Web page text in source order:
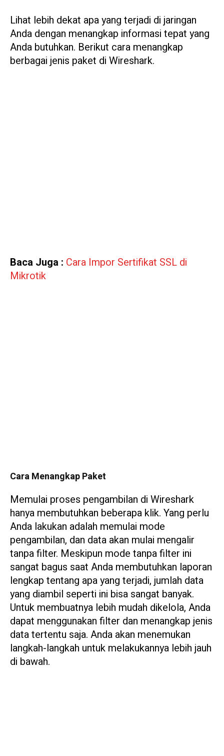
Lihat lebih dekat apa yang terjadi di jaringan
Anda dengan menangkap informasi tepat yang
Anda butuhkan. Berikut cara menangkap
berbagai jenis paket di Wireshark.
Baca Juga : Cara Impor Sertifikat SSL di
Mikrotik
Cara Menangkap Paket
Memulai proses pengambilan di Wireshark
hanya membutuhkan beberapa klik. Yang perlu
Anda lakukan adalah memulai mode
pengambilan, dan data akan mulai mengalir
tanpa filter. Meskipun mode tanpa filter ini
sangat bagus saat Anda membutuhkan laporan
lengkap tentang apa yang terjadi, jumlah data
yang diambil seperti ini bisa sangat banyak.
Untuk membuatnya lebih mudah dikelola, Anda
dapat menggunakan filter dan menangkap jenis
data tertentu saja. Anda akan menemukan
langkah-langkah untuk melakukannya lebih jauh
di bawah.